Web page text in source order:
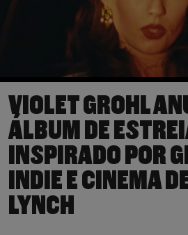
VIOLET GROHL
ÁLBUM DE
INSPIRADO POR
INDIE E CINEMA
LYNCH